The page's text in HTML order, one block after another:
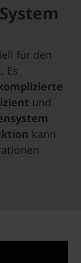
für den
Es
und
kann